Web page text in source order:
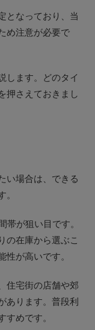
となっており、当
め注意が必要で
します。どのタイ
押さえておきまし
い場合は、できる
。
帯が狙い目です。
の在庫から選ぶこ
性が高いです。
住宅街の店舗や郊
あります。普段利
すめです。